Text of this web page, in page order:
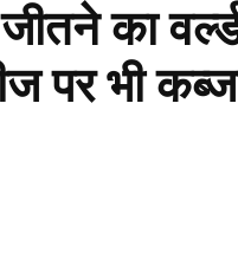
का
पर भी